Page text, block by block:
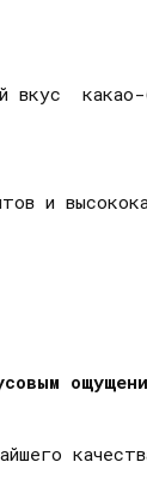
вкус какао-
и